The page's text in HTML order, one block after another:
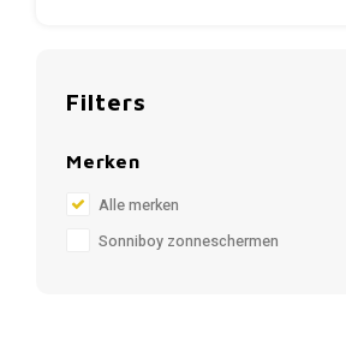
Filters
Merken
Alle merken
Sonniboy zonneschermen